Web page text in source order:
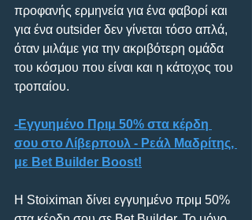
προφανής ερμηνεία για ένα φαβορί και
για ένα outsider δεν γίνεται τόσο απλά,
όταν μιλάμε για την ακριβότερη ομάδα
του κόσμου που είναι και η κάτοχος του
τροπαίου.
-Εγγυημένο Πριμ 50% στα κέρδη
σου στο Λίβερπουλ - Ρεάλ Μαδρίτης,
με Bet Builder Boost!
Η Stoiximan δίνει εγγυημένο πριμ 50%